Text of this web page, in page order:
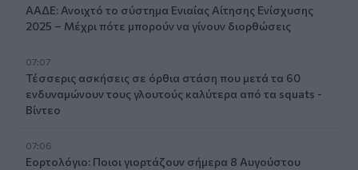
ΑΑΔΕ: Ανοιχτό το σύστημα Ενιαίας Αίτησης Ενίσχυσης
2025 – Μέχρι πότε μπορούν να γίνουν διορθώσεις
07:07
Τέσσερις ασκήσεις σε όρθια στάση που μετά τα 60
ενδυναμώνουν τους γλουτούς καλύτερα από τα squats -
Βίντεο
07:06
Εορτολόγιο: Ποιοι γιορτάζουν σήμερα 8 Αυγούστου